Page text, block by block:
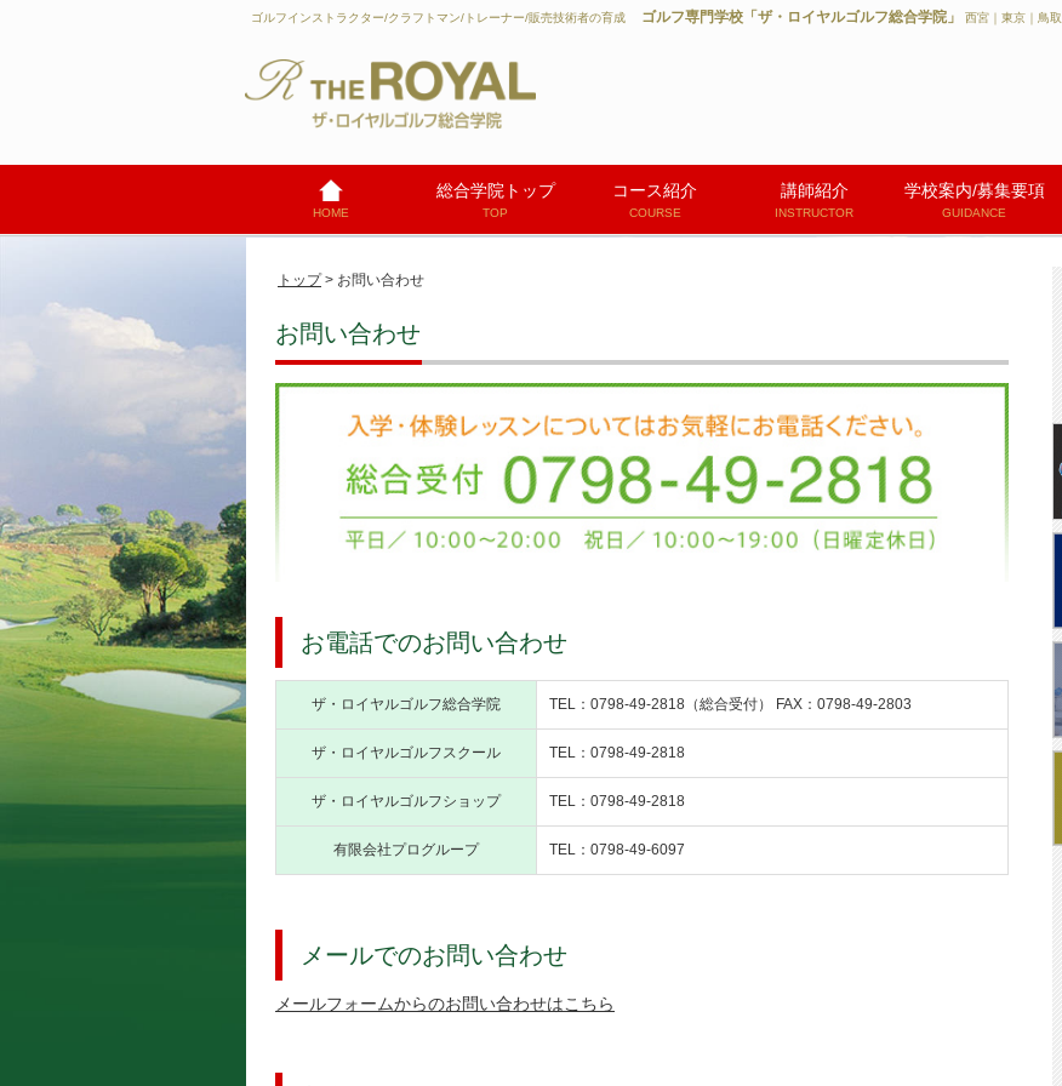
ゴルフインストラクター/クラフトマン/トレーナー/販売技術者の育成 ゴルフ専門学校「ザ・ロイヤルゴルフ総合学院」 西宮｜東京｜鳥取
HOME
総合学院トップ
TOP
コース紹介
COURSE
講師紹介
INSTRUCTOR
学校案内/募集要項
GUIDANCE
トップ> お問い合わせ
お問い合わせ
お電話でのお問い合わせ
ザ・ロイヤルゴルフ総合学院 TEL：0798-49-2818（総合受付） FAX：0798-49-2803
ザ・ロイヤルゴルフスクール TEL：0798-49-2818
ザ・ロイヤルゴルフショップ TEL：0798-49-2818
有限会社プログループ TEL：0798-49-6097
メールでのお問い合わせ
メールフォームからのお問い合わせはこちら